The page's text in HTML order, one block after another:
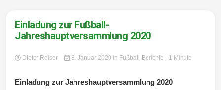
Weinzierl
Einladung zur Fußball-
Jahreshauptversammlung 2020
Dieter Reiser 8. Januar 2020 in Fußball-Berichte - 1 Minute
Einladung zur Jahreshauptversammlung 2020